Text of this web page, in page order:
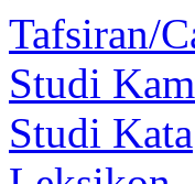
Tafsiran/
Studi
Studi Kata